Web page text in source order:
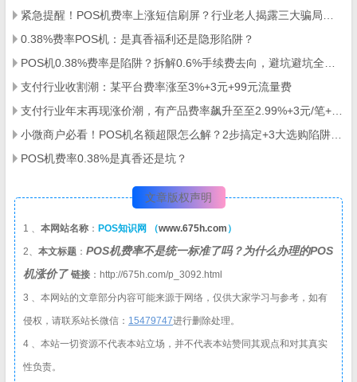
0.38%费率POS机：是真香福利还是隐形陷阱？
支付行业收割潮：某平台费率涨至3%+3元+99元流量费
POS机费率0.38%是真香还是坑？
文章版权声明
1 、 本网站名称 ： POS知识网 （www.675h.com ）
2、 本文标题 ： POS机费率不是统一标准了吗？为什么办理的POS
机涨价了 链接 ：http://675h.com/p_3092.html
3 、本网站的文章部分内容可能来源于网络，仅供大家学习与参考，如有
侵权，请联系站长微信： 15479747进行删除处理。
4 、本站一切资源不代表本站立场，并不代表本站赞同其观点和对其真实
性负责。